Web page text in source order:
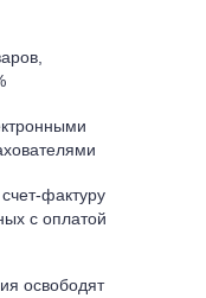
фактуру
с оплатой
освободят